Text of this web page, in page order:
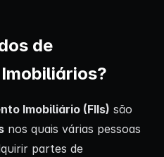
de
Imobiliário (FIIs) são
nos quais várias pessoas
partes de